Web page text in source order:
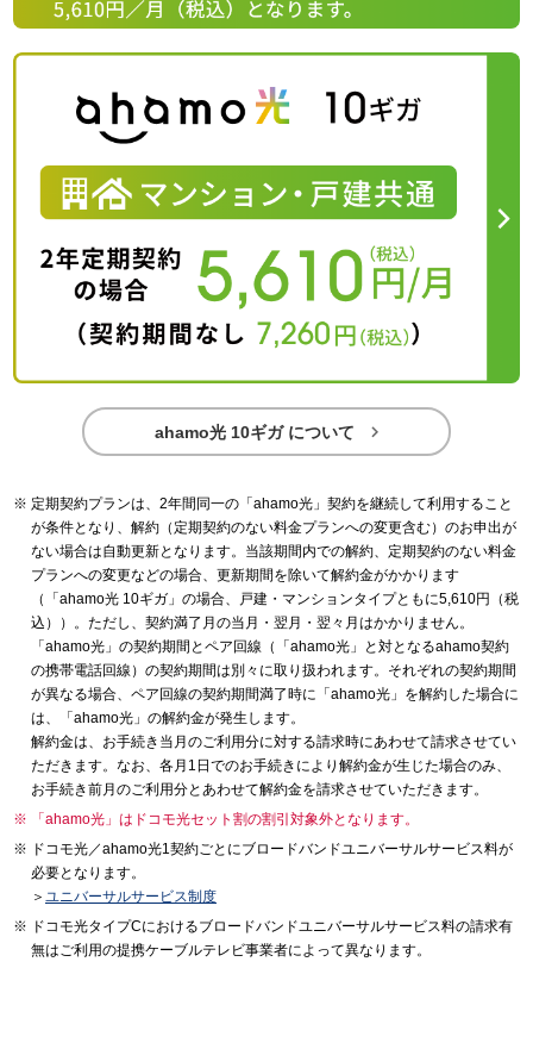
ahamo光 10ギガ について 
定期契約プランは、2年間同一の「ahamo光」契約を継続して利用すること
が条件となり、解約（定期契約のない料金プランへの変更含む）のお申出が
ない場合は自動更新となります。当該期間内での解約、定期契約のない料金
プランへの変更などの場合、更新期間を除いて解約金がかかります
（「ahamo光 10ギガ」の場合、戸建・マンションタイプともに5,610円（税
込））。ただし、契約満了月の当月・翌月・翌々月はかかりません。
「ahamo光」の契約期間とペア回線（「ahamo光」と対となるahamo契約
の携帯電話回線）の契約期間は別々に取り扱われます。それぞれの契約期間
が異なる場合、ペア回線の契約期間満了時に「ahamo光」を解約した場合に
は、「ahamo光」の解約金が発生します。
解約金は、お手続き当月のご利用分に対する請求時にあわせて請求させてい
ただきます。なお、各月1日でのお手続きにより解約金が生じた場合のみ、
お手続き前月のご利用分とあわせて解約金を請求させていただきます。
「ahamo光」はドコモ光セット割の割引対象外となります。
ドコモ光／ahamo光1契約ごとにブロードバンドユニバーサルサービス料が
必要となります。
＞ ユニバーサルサービス制度
ドコモ光タイプCにおけるブロードバンドユニバーサルサービス料の請求有
無はご利用の提携ケーブルテレビ事業者によって異なります。